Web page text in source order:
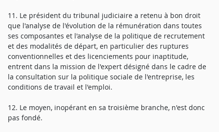
11. Le président du tribunal judiciaire a retenu à bon droit
que l'analyse de l'évolution de la rémunération dans toutes
ses composantes et l'analyse de la politique de recrutement
et des modalités de départ, en particulier des ruptures
conventionnelles et des licenciements pour inaptitude,
entrent dans la mission de l'expert désigné dans le cadre de
la consultation sur la politique sociale de l'entreprise, les
conditions de travail et l'emploi.
12. Le moyen, inopérant en sa troisième branche, n'est donc
pas fondé.